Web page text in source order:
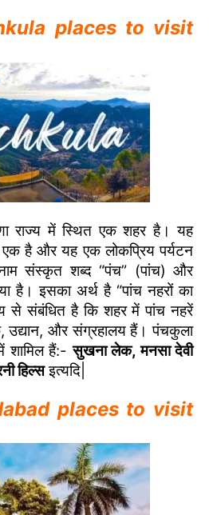
places to visit
राज्य में स्थित एक शहर है। यह
है और यह एक लोकप्रिय पर्यटन
संस्कृत शब्द “पंच” (पांच) और
है। इसका अर्थ है “पांच नहरों का
से संबंधित है कि शहर में पांच नहरें
उद्यान, और संग्रहालय हैं। पंचकुला
शामिल हैं:-सुखना लेक, मनसा देवी
हिल्सइत्यदि|
places to visit